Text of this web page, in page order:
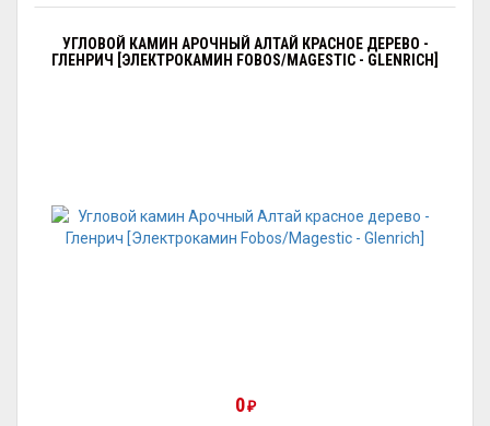
УГЛОВОЙ КАМИН АРОЧНЫЙ АЛТАЙ КРАСНОЕ ДЕРЕВО -
ГЛЕНРИЧ [ЭЛЕКТРОКАМИН FOBOS/MAGESTIC - GLENRICH]
0 ₽